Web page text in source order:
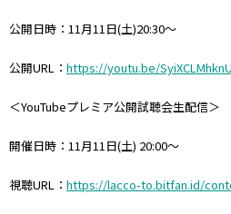
公開日時：11月11日(土)20:30〜
公開URL： https://youtu.be/SyiXCLMhknU
＜YouTubeプレミア公開試聴会生配信＞
開催日時：11月11日(土) 20:00〜
視聴URL： https://lacco-to.bitfan.id/